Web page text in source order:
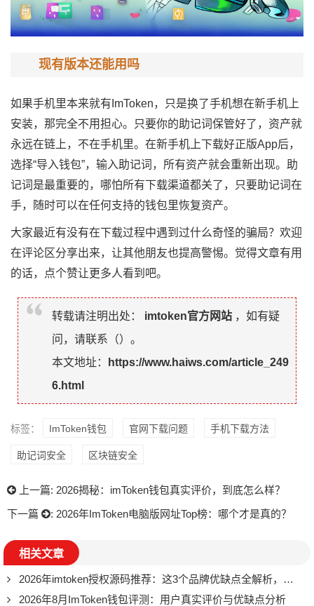
现有版本还能用吗
如果手机里本来就有ImToken，只是换了手机想在新手机上
安装，那完全不用担心。只要你的助记词保管好了，资产就
永远在链上，不在手机里。在新手机上下载好正版App后，
选择“导入钱包”，输入助记词，所有资产就会重新出现。助
记词是最重要的，哪怕所有下载渠道都关了，只要助记词在
手，随时可以在任何支持的钱包里恢复资产。
大家最近有没有在下载过程中遇到过什么奇怪的骗局？欢迎
在评论区分享出来，让其他朋友也提高警惕。觉得文章有用
的话，点个赞让更多人看到吧。
转载请注明出处： imtoken官方网站 ，如有疑
问，请联系（）。
本文地址：
https://www.haiws.com/article_249
6.html
标签： ImToken钱包 官网下载问题 手机下载方法
助记词安全 区块链安全
上一篇: 2026揭秘：imToken钱包真实评价，到底怎么样？
下一篇
: 2026年ImToken电脑版网址Top榜：哪个才是真的？
相关文章
2026年imtoken授权源码推荐：这3个品牌优缺点全解析，看完再选不踩坑
2026年8月ImToken钱包评测：用户真实评价与优缺点分析